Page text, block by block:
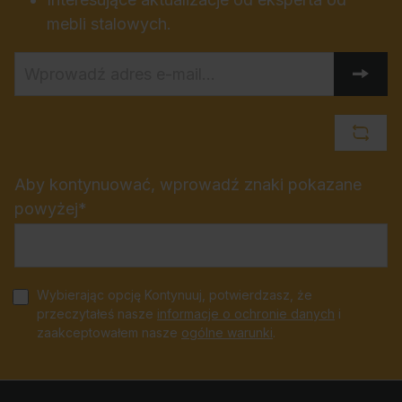
mebli stalowych.
Aby kontynuować, wprowadź znaki pokazane
powyżej*
Wybierając opcję Kontynuuj, potwierdzasz, że
przeczytałeś nasze informacje o ochronie danych i
zaakceptowałem nasze ogólne warunki.